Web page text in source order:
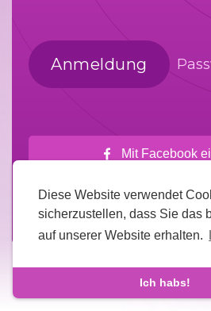
Diese Website verwendet
sicherzustellen, dass Sie das
auf unserer Website erhalten.
Ich habs!
Anmeldung
Mit Facebook
Mit Google